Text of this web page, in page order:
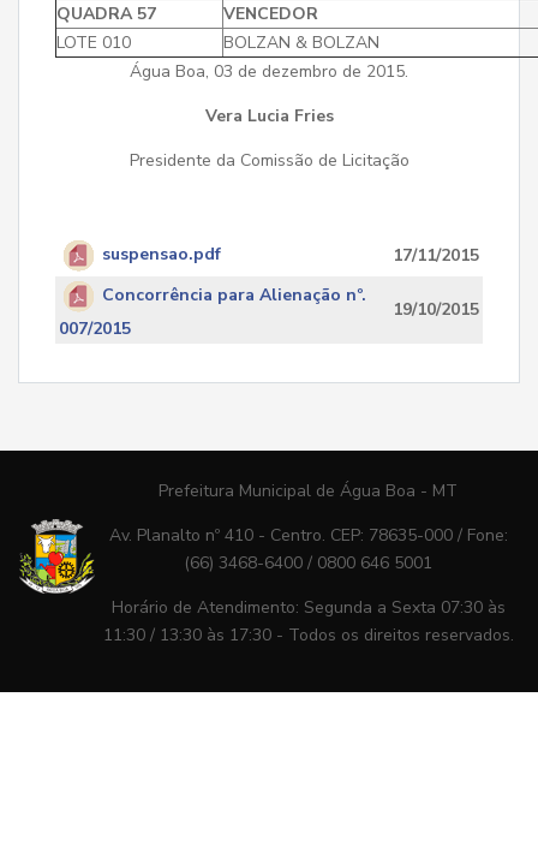
QUADRA 57
VENCEDOR
LOTE 010
BOLZAN & BOLZAN
Água Boa, 03 de dezembro de 2015.
Vera Lucia Fries
Presidente da Comissão de Licitação
suspensao.pdf
17/11/2015
Concorrência para Alienação nº.
007/2015
19/10/2015
Prefeitura Municipal de Água Boa - MT
Av. Planalto nº 410 - Centro. CEP: 78635-000 / Fone:
(66) 3468-6400 / 0800 646 5001
Horário de Atendimento: Segunda a Sexta 07:30 às
11:30 / 13:30 às 17:30 - Todos os direitos reservados.